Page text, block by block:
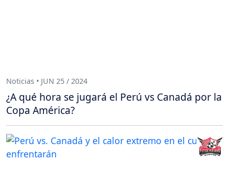
Noticias • JUN 25 / 2024
¿A qué hora se jugará el Perú vs Canadá por la
Copa América?